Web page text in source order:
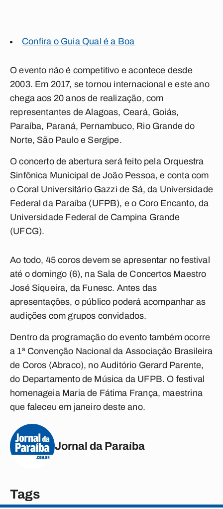
Confira o Guia Qual é a Boa
O evento não é competitivo e acontece desde
2003. Em 2017, se tornou internacional e este ano
chega aos 20 anos de realização, com
representantes de Alagoas, Ceará, Goiás,
Paraíba, Paraná, Pernambuco, Rio Grande do
Norte, São Paulo e Sergipe.
O concerto de abertura será feito pela Orquestra
Sinfônica Municipal de João Pessoa, e conta com
o Coral Universitário Gazzi de Sá, da Universidade
Federal da Paraíba (UFPB), e o Coro Encanto, da
Universidade Federal de Campina Grande
(UFCG).
Ao todo, 45 coros devem se apresentar no festival
até o domingo (6), na Sala de Concertos Maestro
José Siqueira, da Funesc. Antes das
apresentações, o público poderá acompanhar as
audições com grupos convidados.
Dentro da programação do evento também ocorre
a 1ª Convenção Nacional da Associação Brasileira
de Coros (Abraco), no Auditório Gerard Parente,
do Departamento de Música da UFPB. O festival
homenageia Maria de Fátima França, maestrina
que faleceu em janeiro deste ano.
Jornal da Paraíba
Tags